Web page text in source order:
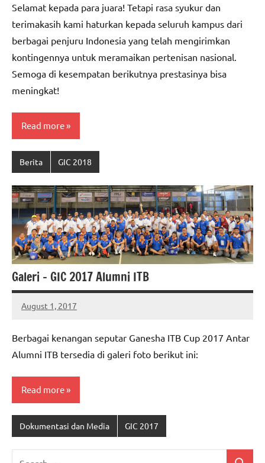
Selamat kepada para juara! Tetapi rasa syukur dan
terimakasih kami haturkan kepada seluruh kampus dari
berbagai penjuru Indonesia yang telah mengirimkan
kontingennya untuk meramaikan pertenisan nasional.
Semoga di kesempatan berikutnya prestasinya bisa
meningkat!
Read more
Berita GIC 2018
Galeri – GIC 2017 Alumni ITB
August 1, 2017
ptgiait
Berbagai kenangan seputar Ganesha ITB Cup 2017 Antar
Alumni ITB tersedia di galeri foto berikut ini:
Read more
Dokumentasi dan Media GIC 2017